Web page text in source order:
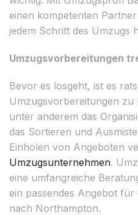
einen kompetenten
jedem Schritt des Umzugs
Umzugsvorbereitungen
Bevor es losgeht, ist es
Umzugsvorbereitungen zu
unter anderem das
das Sortieren und
Einholen von Angeboten
Umzugsunternehmen.
eine umfangreiche
ein passendes Angebot
nach Northampton.